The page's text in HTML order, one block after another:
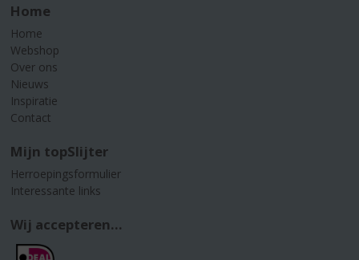
Home
Home
Webshop
Over ons
Nieuws
Inspiratie
Contact
Mijn topSlijter
Herroepingsformulier
Interessante links
Wij accepteren...